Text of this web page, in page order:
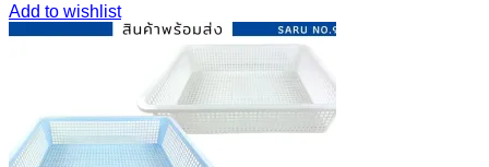
Add to wishlist